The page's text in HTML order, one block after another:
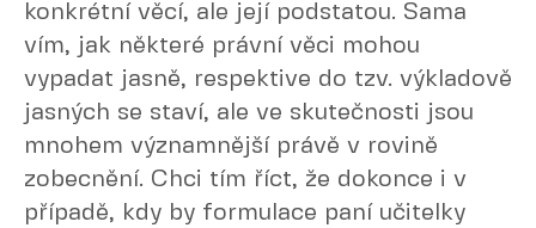
konkrétní věcí, ale její podstatou. Sama
vím, jak některé právní věci mohou
vypadat jasně, respektive do tzv. výkladově
jasných se staví, ale ve skutečnosti jsou
mnohem významnější právě v rovině
zobecnění. Chci tím říct, že dokonce i v
případě, kdy by formulace paní učitelky